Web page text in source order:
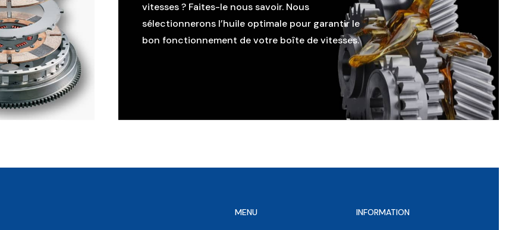
vitesses ? Faites-le nous savoir. Nous
sélectionnerons l’huile optimale pour garantir le
bon fonctionnement de votre boîte de vitesses.
MENU INFORMATION